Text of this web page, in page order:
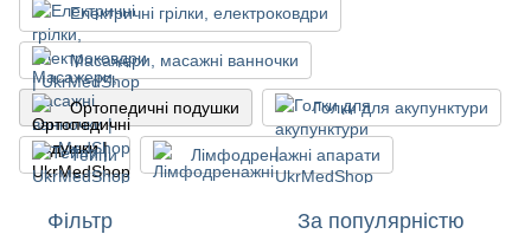
Електричні грілки, електроковдри
Масажери, масажні ванночки
Ортопедичні подушки Голки для акупунктури
Тейпи Лімфодренажні апарати
Фільтр За популярністю